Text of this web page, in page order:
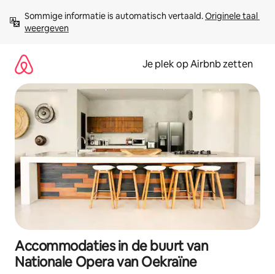
direct
naar
Sommige informatie is automatisch vertaald. Originele taal
weergeven
Je plek op Airbnb zetten
Accommodaties in de buurt van
Nationale Opera van Oekraïne